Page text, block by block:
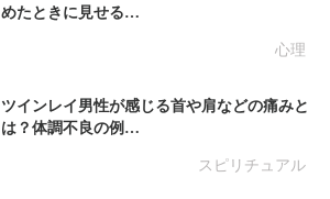
心理
めたときに見せる…
スピリチュアル
ツインレイ男性が感じる首や肩などの痛みと
は？体調不良の例…